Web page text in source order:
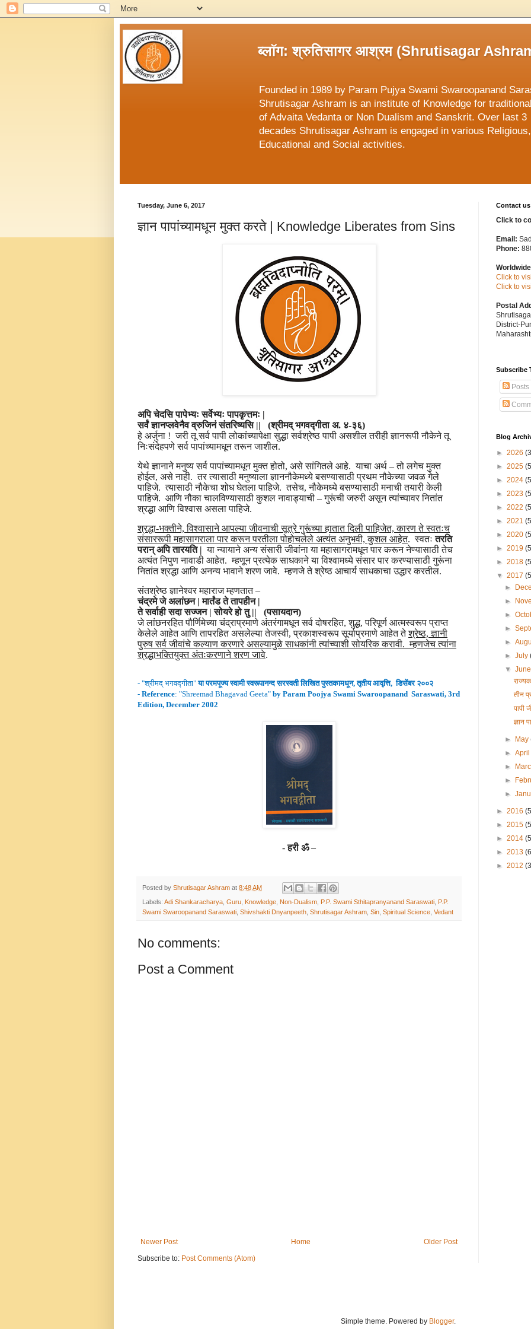
ब्लॉग: श्रुतिसागर आश्रम (Shrutisagar
Founded in 1989 by Param Pujya Swami Swaroopanand
Shrutisagar Ashram is an institute of Knowledge for
of Advaita Vedanta or Non Dualism and Sanskrit. Over last 3
decades Shrutisagar Ashram is engaged in various Religious,
Educational and Social activities.
Tuesday, June 6, 2017
ज्ञान पापांच्यामधून मुक्त करते | Knowledge Liberates from Sins
अपि चेदसि पापेभ्यः सर्वेभ्यः पापकृत्तमः |
सर्वं ज्ञानप्लवेनैव व्रुजिनं संतरिष्यसि ||
(श्रीमद् भगवद्गीता अ. ४-३६)
हे अर्जुना ! जरी तू सर्व पापी लोकांच्यापेक्षा सुद्धा सर्वश्रेष्ठ पापी असशील तरीही ज्ञानरूपी नौकेने तू
निःसंदेहपणे सर्व पापांच्यामधून तरून जाशील.
येथे ज्ञानाने मनुष्य सर्व पापांच्यामधून मुक्त होतो, असे सांगितले आहे. याचा अर्थ – तो लगेच मुक्त
होईल, असे नाही. तर त्यासाठी मनुष्याला ज्ञाननौकेमध्ये बसण्यासाठी प्रथम नौकेच्या जवळ गेले
पाहिजे. त्यासाठी नौकेचा शोध घेतला पाहिजे. तसेच, नौकेमध्ये बसण्यासाठी मनाची तयारी केली
पाहिजे. आणि नौका चालविण्यासाठी कुशल नावाड्याची – गुरूंची जरुरी असून त्यांच्यावर नितांत
श्रद्धा आणि विश्वास असला पाहिजे.
श्रद्धा-भक्तीने, विश्वासाने आपल्या जीवनाची सूत्रे गुरूंच्या हातात दिली पाहिजेत, कारण ते स्वतःच
संसाररूपी महासागराला पार करून परतीला पोहोचलेले अत्यंत अनुभवी, कुशल आहेत. स्वतःतरति
परान् अपि तारयति | या न्यायाने अन्य संसारी जीवांना या महासागरामधून पार करून नेण्यासाठी तेच
अत्यंत निपुण नावाडी आहेत. म्हणून प्रत्येक साधकाने या विश्वामध्ये संसार पार करण्यासाठी गुरूंना
नितांत श्रद्धा आणि अनन्य भावाने शरण जावे. म्हणजे ते श्रेष्ठ आचार्य साधकाचा उद्धार करतील.
संतश्रेष्ठ ज्ञानेश्वर महाराज म्हणतात –
चंद्रमे जे अलांछन | मार्तंड ते तापहीन |
ते सर्वाही सदा सज्जन | सोयरे हो तु || (पसायदान)
जे लांछनरहित पौर्णिमेच्या चंद्राप्रमाणे अंतरंगामधून सर्व दोषरहित, शुद्ध, परिपूर्ण आत्मस्वरूप प्राप्त
केलेले आहेत आणि तापरहित असलेल्या तेजस्वी, प्रकाशस्वरूप सूर्याप्रमाणे आहेत तेश्रेष्ठ, ज्ञानी
पुरुष सर्व जीवांचे कल्याण करणारे असल्यामुळे साधकांनी त्यांच्याशी सोयरिक करावी. म्हणजेच त्यांना
श्रद्धाभक्तियुक्त अंतःकरणाने शरण जावे.
- "श्रीमद् भगवद्गीता"या परमपूज्य स्वामीस्वरूपानन्दसरस्वती लिखित पुस्तकामधून,तृतीयआवृत्ति, डिसेंबर २००२
- Reference: "Shreemad Bhagavad Geeta" by Param Poojya Swami Swaroopanand Saraswati, 3rd
Edition, December 2002
-हरी ॐ–
Posted by Shrutisagar Ashram at 8:48 AM
Labels: Adi Shankaracharya Guru Knowledge Non-Dualism P.P. Swami Sthitapranyanand Saraswati P.P.
Swami Swaroopanand Saraswati Shivshakti Dnyanpeeth Shrutisagar Ashram Sin Spiritual Science Vedant
No comments:
Post a Comment
Newer Post Older Post
Home
Subscribe to: Post Comments (Atom)
Contact us
Click to
Email:
Phone:
Click to
Click to
Postal
District-
Subscribe
Posts
Blog
► 2026
► 2025
► 2024
► 2023
► 2022
► 2021
► 2020
► 2019
► 2018
▼ 2017
►
►
►
►
►
►July
▼
तीन
पापी
ज्ञान
► May
►
►
►
►
► 2016
► 2015
► 2014
► 2013
► 2012
Simple theme. Powered by Blogger.